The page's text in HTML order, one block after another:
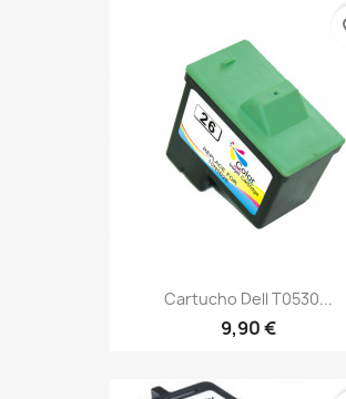
Cartucho Dell T0530...
9,90 €